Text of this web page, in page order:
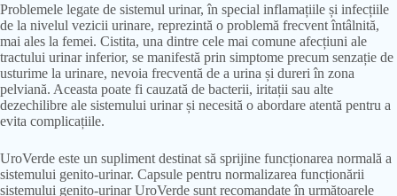
Problemele legate de sistemul urinar, în special inflamațiile și infecțiile
de la nivelul vezicii urinare, reprezintă o problemă frecvent întâlnită,
mai ales la femei. Cistita, una dintre cele mai comune afecțiuni ale
tractului urinar inferior, se manifestă prin simptome precum senzație de
usturime la urinare, nevoia frecventă de a urina și dureri în zona
pelviană. Aceasta poate fi cauzată de bacterii, iritații sau alte
dezechilibre ale sistemului urinar și necesită o abordare atentă pentru a
evita complicațiile.
UroVerde este un supliment destinat să sprijine funcționarea normală a
sistemului genito-urinar. Capsule pentru normalizarea funcționării
sistemului genito-urinar UroVerde sunt recomandate în următoarele